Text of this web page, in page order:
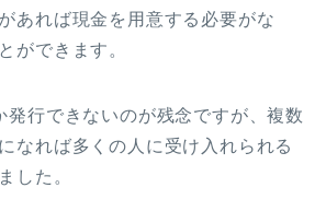
あれば現金を用意する必要がな
ができます。
発行できないのが残念ですが、複数
なれば多くの人に受け入れられる
した。